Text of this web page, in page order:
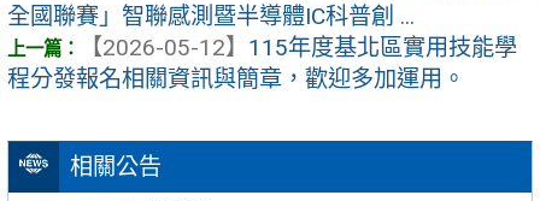
相關公告
全國聯賽」智聯感測暨半導體IC科普創 ...
【2026-05-12】 115年度基北區實用技能學
程分發報名相關資訊與簡章，歡迎多加運用。